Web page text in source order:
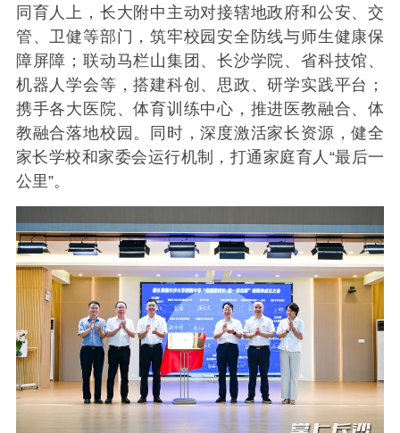
同育人上，长大附中主动对接辖地政府和公安、交
管、卫健等部门，筑牢校园安全防线与师生健康保
障屏障；联动马栏山集团、长沙学院、省科技馆、
机器人学会等，搭建科创、思政、研学实践平台；
携手各大医院、体育训练中心，推进医教融合、体
教融合落地校园。同时，深度激活家长资源，健全
家长学校和家委会运行机制，打通家庭育人“最后一
公里”。